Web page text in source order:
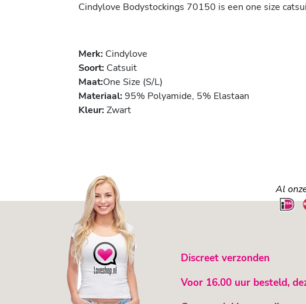
Cindylove Bodystockings 70150 is een one size
Merk: Cindylove
Soort: Catsuit
Maat:One Size (S/L)
Materiaal:95% Polyamide, 5% Elastaan
Kleur:Zwart
Al
Discreet verzonden
Voor 16.00 uur besteld,